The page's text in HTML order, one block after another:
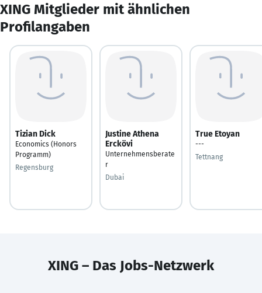
XING Mitglieder mit ähnlichen
Profilangaben
Tizian Dick
Economics (Honors
Programm)
Regensburg
Justine Athena
Erckövi
Unternehmensberate
r
Dubai
True Etoyan
---
Tettnang
XING – Das Jobs-Netzwerk